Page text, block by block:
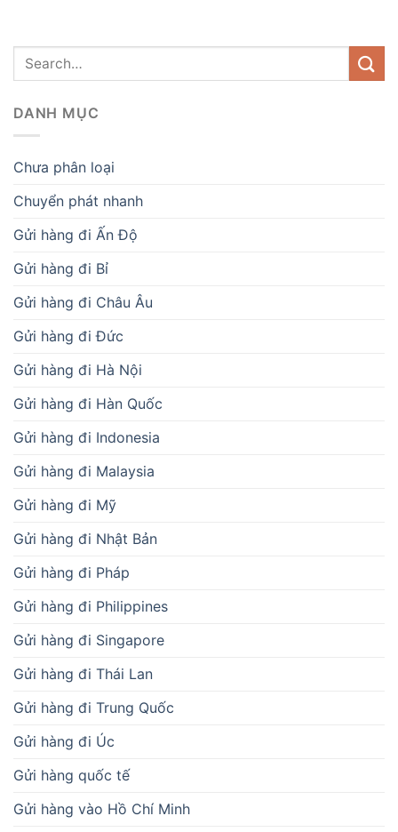
DANH MỤC
Chưa phân loại
Chuyển phát nhanh
Gửi hàng đi Ấn Độ
Gửi hàng đi Bỉ
Gửi hàng đi Châu Âu
Gửi hàng đi Đức
Gửi hàng đi Hà Nội
Gửi hàng đi Hàn Quốc
Gửi hàng đi Indonesia
Gửi hàng đi Malaysia
Gửi hàng đi Mỹ
Gửi hàng đi Nhật Bản
Gửi hàng đi Pháp
Gửi hàng đi Philippines
Gửi hàng đi Singapore
Gửi hàng đi Thái Lan
Gửi hàng đi Trung Quốc
Gửi hàng đi Úc
Gửi hàng quốc tế
Gửi hàng vào Hồ Chí Minh